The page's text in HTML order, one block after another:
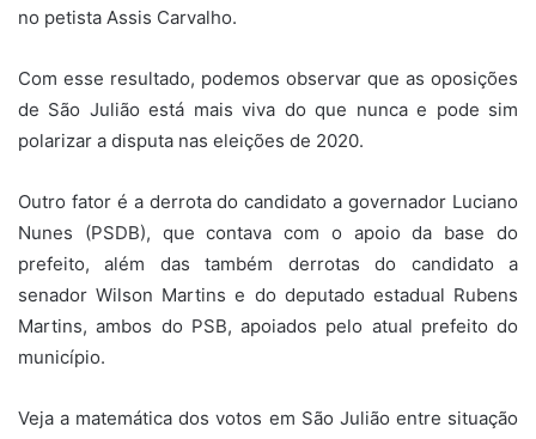
no petista Assis Carvalho.
Com esse resultado, podemos observar que as oposições
de São Julião está mais viva do que nunca e pode sim
polarizar a disputa nas eleições de 2020.
Outro fator é a derrota do candidato a governador Luciano
Nunes (PSDB), que contava com o apoio da base do
prefeito, além das também derrotas do candidato a
senador Wilson Martins e do deputado estadual Rubens
Martins, ambos do PSB, apoiados pelo atual prefeito do
município.
Veja a matemática dos votos em São Julião entre situação